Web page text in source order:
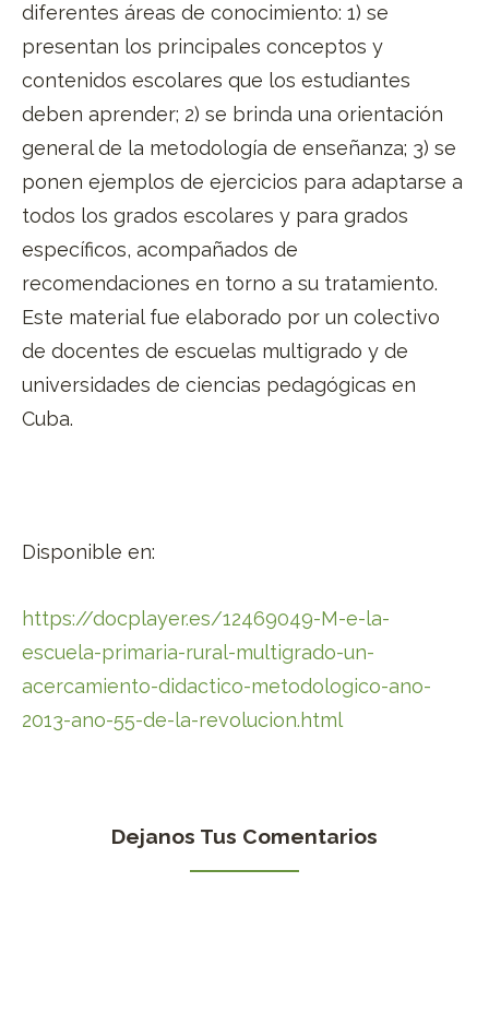
diferentes áreas de conocimiento: 1) se
presentan los principales conceptos y
contenidos escolares que los estudiantes
deben aprender; 2) se brinda una orientación
general de la metodología de enseñanza; 3) se
ponen ejemplos de ejercicios para adaptarse a
todos los grados escolares y para grados
específicos, acompañados de
recomendaciones en torno a su tratamiento.
Este material fue elaborado por un colectivo
de docentes de escuelas multigrado y de
universidades de ciencias pedagógicas en
Cuba.
Disponible en:
https://docplayer.es/12469049-M-e-la-
escuela-primaria-rural-multigrado-un-
acercamiento-didactico-metodologico-ano-
2013-ano-55-de-la-revolucion.html
Dejanos Tus Comentarios